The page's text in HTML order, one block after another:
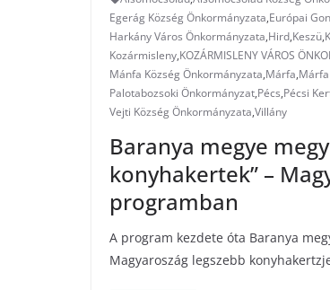
Egerág Község Önkormányzata,Európai
Harkány Város Önkormányzata,Hird,Keszü,
Kozármisleny,KOZÁRMISLENY VÁROS
Mánfa Község Önkormányzata,Márfa,
Palotabozsoki Önkormányzat,Pécs,Pécsi
Vejti Község Önkormányzata,Villány
Baranya megye
konyhakertek” –
programban
A program kezdete óta Baranya
Magyaroszág legszebb